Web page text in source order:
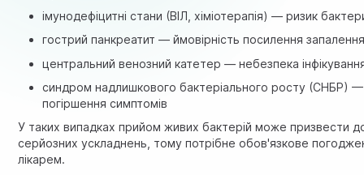
імунодефіцитні стани (ВІЛ, хіміотерапія) — ризик
гострийпанкреатит — ймовірність посилення
центральний венозний катетер — небезпека
синдром надлишкового бактеріального росту (СНБР) —
погіршення симптомів
У таких випадках прийом живих бактерій може призвести
серйозних ускладнень, тому потрібне обов'язкове
лікарем.